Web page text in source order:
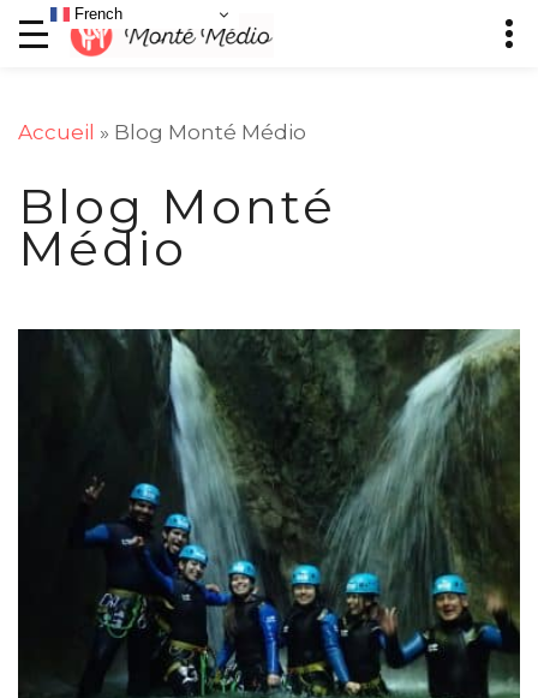
Accueil » Blog Monté Médio
Blog Monté
Médio
French